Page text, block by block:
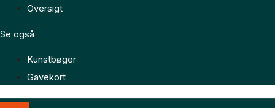
Oversigt
Se også
Kunstbøger
Gavekort